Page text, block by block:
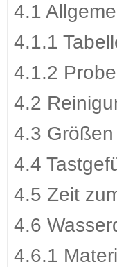
4.1
4.1.1
4.1.2
4.2
4.3 Größen
4.4
4.5 Zeit
4.6
4.6.1